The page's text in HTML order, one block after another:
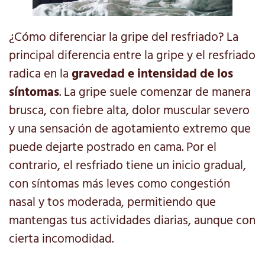
¿Cómo diferenciar la gripe del resfriado? La
principal diferencia entre la gripe y el resfriado
radica en lagravedad e intensidad de los
síntomas. La gripe suele comenzar de manera
brusca, con fiebre alta, dolor muscular severo
y una sensación de agotamiento extremo que
puede dejarte postrado en cama. Por el
contrario, el resfriado tiene un inicio gradual,
con síntomas más leves como congestión
nasal y tos moderada, permitiendo que
mantengas tus actividades diarias, aunque con
cierta incomodidad.